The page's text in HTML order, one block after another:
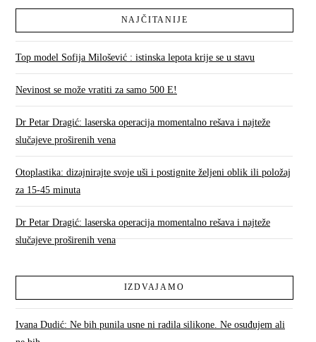
NAJČITANIJE
Top model Sofija Milošević : istinska lepota krije se u stavu
Nevinost se može vratiti za samo 500 E!
Dr Petar Dragić: laserska operacija momentalno rešava i najteže
slučajeve proširenih vena
Otoplastika: dizajnirajte svoje uši i postignite željeni oblik ili položaj
za 15-45 minuta
Dr Petar Dragić: laserska operacija momentalno rešava i najteže
slučajeve proširenih vena
IZDVAJAMO
Ivana Dudić: Ne bih punila usne ni radila silikone. Ne osuđujem ali